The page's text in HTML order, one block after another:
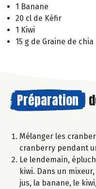
1 Banane
20 cl de Kéfir
1 Kiwi
15 g de Graine de chia
Préparation
Mélanger les
cranberry pendant
Le lendemain,
kiwi. Dans un
jus, la banane, le